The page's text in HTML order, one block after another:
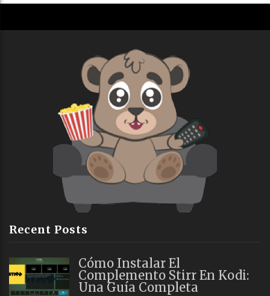
Recent Posts
Cómo Instalar El
Complemento Stirr En Kodi:
Una Guía Completa